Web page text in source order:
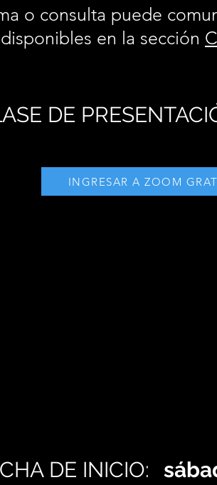
o consulta puede
disponibles en la sección
DE
INGRESAR A ZOOM
DE INICIO: